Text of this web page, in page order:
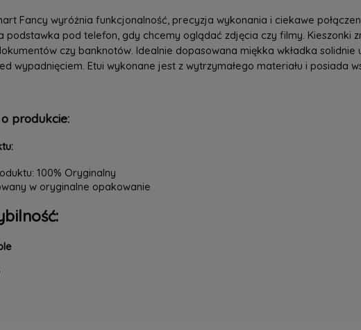
Fancy wyróżnia funkcjonalność, precyzja wykonania i ciekawe
podstawka pod telefon, gdy chcemy oglądać zdjęcia czy filmy. Kieszonki
czy banknotów. Idealnie dopasowana miękka wkładka
wypadnięciem. Etui wykonane jest z wytrzymałego materiału i posiada
produkcie:
100% Oryginalny
w oryginalne opakowanie